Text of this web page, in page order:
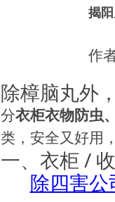
揭
作
除樟脑丸外
分衣柜衣物防虫
类，安全又好用
一、衣柜 /
除四害公